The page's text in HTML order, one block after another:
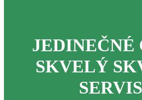
JEDINEČNÉ
SKVELÝ
SERVIS